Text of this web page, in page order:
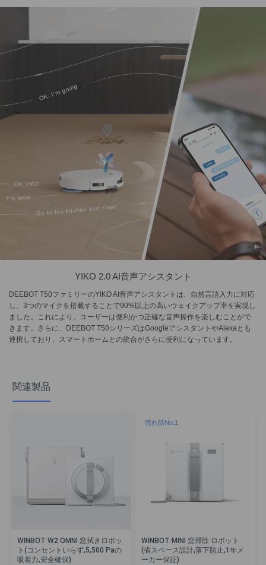
YIKO 2.0 AI音声アシスタント
DEEBOT T50ファミリーのYIKO AI音声アシスタントは、自然言語入力に対応
し、3つのマイクを搭載することで90%以上の高いウェイクアップ率を実現し
ました。これにより、ユーザーは便利かつ正確な音声操作を楽しむことがで
きます。さらに、DEEBOT T50シリーズはGoogleアシスタントやAlexaとも
連携しており、スマートホームとの統合がさらに便利になっています。
関連製品
WINBOT W2 OMNI 窓拭きロボッ
ト(コンセントいらず,5,500 Paの
吸着力,安全確保)
売れ筋No.1
WINBOT MINI 窓掃除 ロボット
(省スペース設計,落下防止,1年メ
ーカー保証)